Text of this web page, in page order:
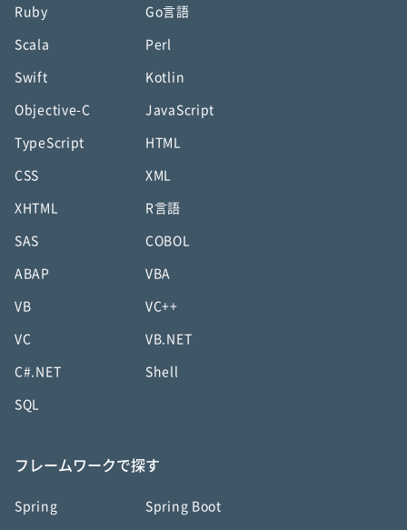
Ruby Go言語
Scala Perl
Swift Kotlin
Objective-C JavaScript
TypeScript HTML
CSS XML
XHTML R言語
SAS COBOL
ABAP VBA
VB VC++
VC VB.NET
C#.NET Shell
SQL
フレームワークで探す
Spring Spring Boot